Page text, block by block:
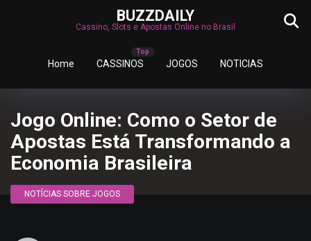
BUZZDAILY
Cassino, Slots e Apostas Online no Brasil
Home CASSINOS JOGOS NOTICIAS
Jogo Online: Como o Setor de
Apostas Está Transformando a
Economia Brasileira
NOTÍCIAS SOBRE JOGOS